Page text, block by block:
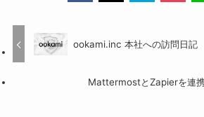
ookami.inc 本社への訪問日記
MattermostとZapierを連